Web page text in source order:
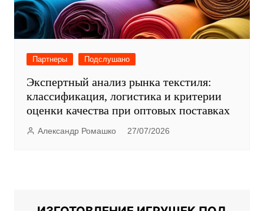
Партнеры Подслушано
Экспертный анализ рынка текстиля:
классификация, логистика и критерии
оценки качества при оптовых поставках
Александр Ромашко 27/07/2026